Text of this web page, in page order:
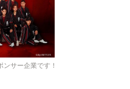
ンサー企業です！